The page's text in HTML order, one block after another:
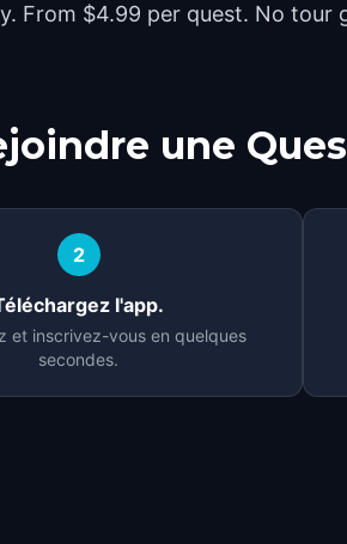
From $4.99 per quest. No tour
une
2
l'app.
et inscrivez-vous en quelques
secondes.